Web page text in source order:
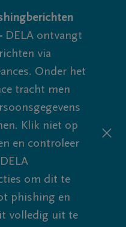
DELA ontvangt
via
Onder het
tracht men
Klik niet op
en controleer
om dit te
phishing en
volledig uit te